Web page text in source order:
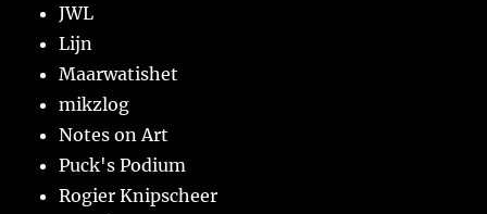
JWL
Lijn
Maarwatishet
mikzlog
Notes on Art
Puck's Podium
Rogier Knipscheer